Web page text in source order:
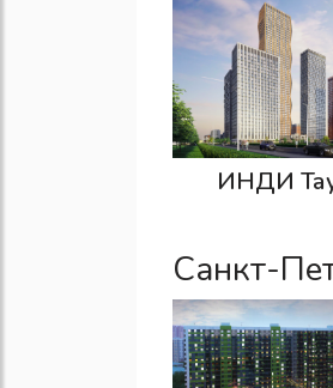
ИНДИ
Санкт-